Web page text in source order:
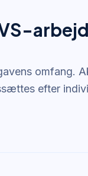
omfang.
efter